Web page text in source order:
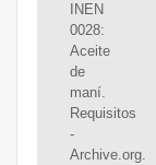
INEN
0028:
Aceite
de
maní.
Requisitos
-
Archive.org.